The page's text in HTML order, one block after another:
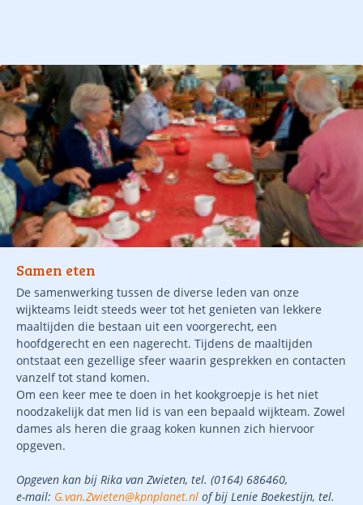
Samen eten
De samenwerking tussen de diverse leden van onze
wijkteams leidt steeds weer tot het genieten van lekkere
maaltijden die bestaan uit een voorgerecht, een
hoofdgerecht en een nagerecht. Tijdens de maaltijden
ontstaat een gezellige sfeer waarin gesprekken en contacten
vanzelf tot stand komen.
Om een keer mee te doen in het kookgroepje is het niet
noodzakelijk dat men lid is van een bepaald wijkteam. Zowel
dames als heren die graag koken kunnen zich hiervoor
opgeven.
Opgeven kan bij Rika van Zwieten, tel. (0164) 686460,
e-mail: G.van.Zwieten@kpnplanet.nl of bij Lenie Boekestijn, tel.